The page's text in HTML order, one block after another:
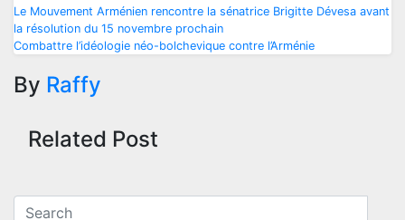
Navigation
de
l’article
Le Mouvement Arménien rencontre la sénatrice Brigitte Dévesa avant
la résolution du 15 novembre prochain
Combattre l’idéologie néo-bolchevique contre l’Arménie
By Raffy
Related Post